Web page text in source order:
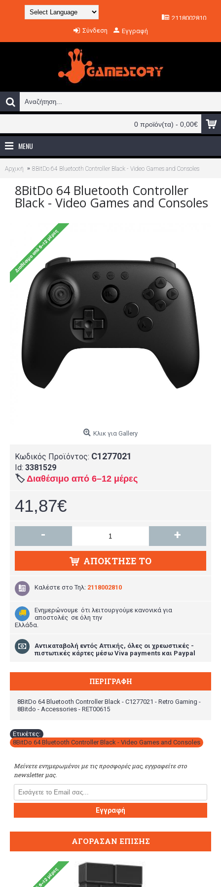
Translate
2118002810
Σύνδεση
Εγγραφή
0 προϊόν(τα) - 0,00€
MENU
Αρχική 8BitDo 64 Bluetooth Controller Black - Video Games and Consoles
8BitDo 64 Bluetooth Controller
Black - Video Games and Consoles
Κλικ για Gallery
Κωδικός Προϊόντος: C1277021
Id: 3381529
🏷️ Διαθέσιμο από 6–12 μέρες
41,87€
- +
ΑΠΌΚΤΗΣΕ ΤΟ
Καλέστε στοΤηλ: 2118002810
Ενημερώνουμε ότι λειτουργούμε κανονικά για
αποστολές σε όλη την
Ελλάδα.
Aντικαταβολή εντός Αττικής, όλες οι χρεωστικές -
πιστωτικές κάρτες μέσω Viva payments και Paypal
ΠΕΡΙΓΡΑΦΉ
8BitDo 64 Bluetooth Controller Black - C1277021 - Retro Gaming -
8Bitdo - Accessories - RET00615
Ετικέτες:
8BitDo 64 Bluetooth Controller Black - Video Games and Consoles
Μείνετε ενημερωμένοι με τις προσφορές μας, εγγραφείτε στο
newsletter μας.
Εγγραφή
ΑΓΌΡΑΣΑΝ ΕΠΊΣΗΣ